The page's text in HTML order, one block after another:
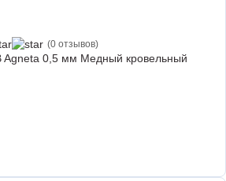
(0 отзывов)
Agneta 0,5 мм Медный кровельный